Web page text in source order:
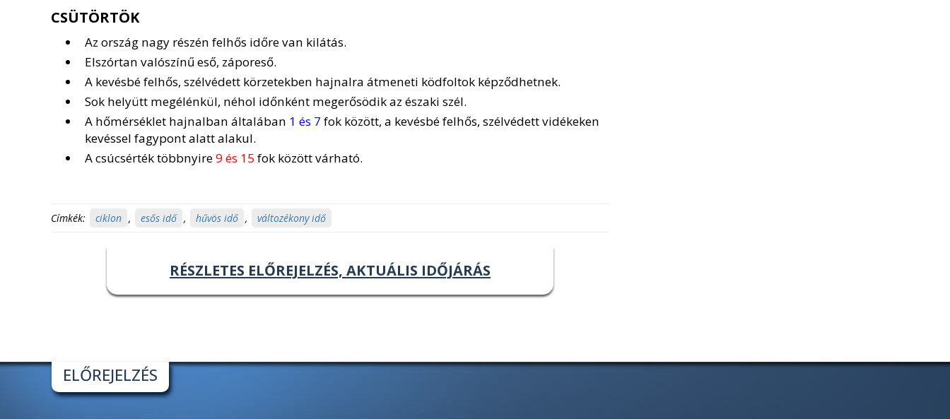
CSÜTÖRTÖK
Az ország nagy részén felhős időre van kilátás.
Elszórtan valószínű eső, záporeső.
A kevésbé felhős, szélvédett körzetekben hajnalra átmeneti ködfoltok képződhetnek.
Sok helyütt megélénkül, néhol időnként megerősödik az északi szél.
A hőmérséklet hajnalban általában 1 és 7 fok között, a kevésbé felhős, szélvédett vidékeken
kevéssel fagypont alatt alakul.
A csúcsérték többnyire9 és 15 fok között várható.
Címkék: ciklon , esős idő , hűvös idő , változékony idő
RÉSZLETES ELŐREJELZÉS, AKTUÁLIS IDŐJÁRÁS
ELŐREJELZÉS